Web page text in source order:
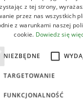
do
udziału w
czekają
produktów QF
okazja, aby zrobić
jakości
swoje szanse
z tej strony,
przez nas wszystkich
z warunkami naszej
cookie. Dowiedz się
NIEZBĘDNE
TARGETOWANIE
FUNKCJONALNOŚĆ